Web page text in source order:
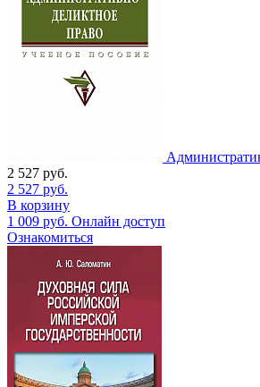
2 527 руб.
2 527 руб.
В корзину
1 009 руб. Онлайн доступ
Ознакомиться